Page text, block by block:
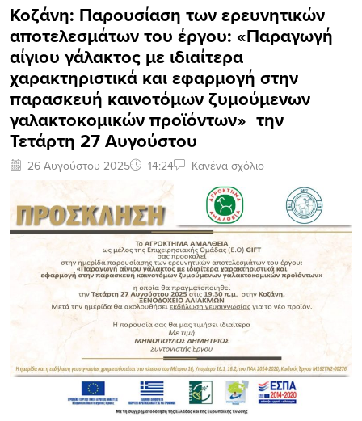
Κοζάνη: Παρουσίαση των ερευνητικών
αποτελεσμάτων του έργου: «Παραγωγή
αίγιου γάλακτος με ιδιαίτερα
χαρακτηριστικά και εφαρμογή στην
παρασκευή καινοτόμων ζυμούμενων
γαλακτοκομικών προϊόντων» την
Τετάρτη 27 Αυγούστου
26 Αυγούστου 2025 14:24 Κανένα σχόλιο